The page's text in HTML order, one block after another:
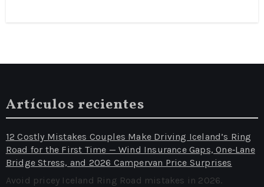
Artículos recientes
12 Costly Mistakes Couples Make Driving Iceland’s Ring
Road for the First Time — Wind Insurance Gaps, One‑Lane
Bridge Stress, and 2026 Campervan Price Surprises
Avoid pricey Iceland Ring Road mistakes in 2026.